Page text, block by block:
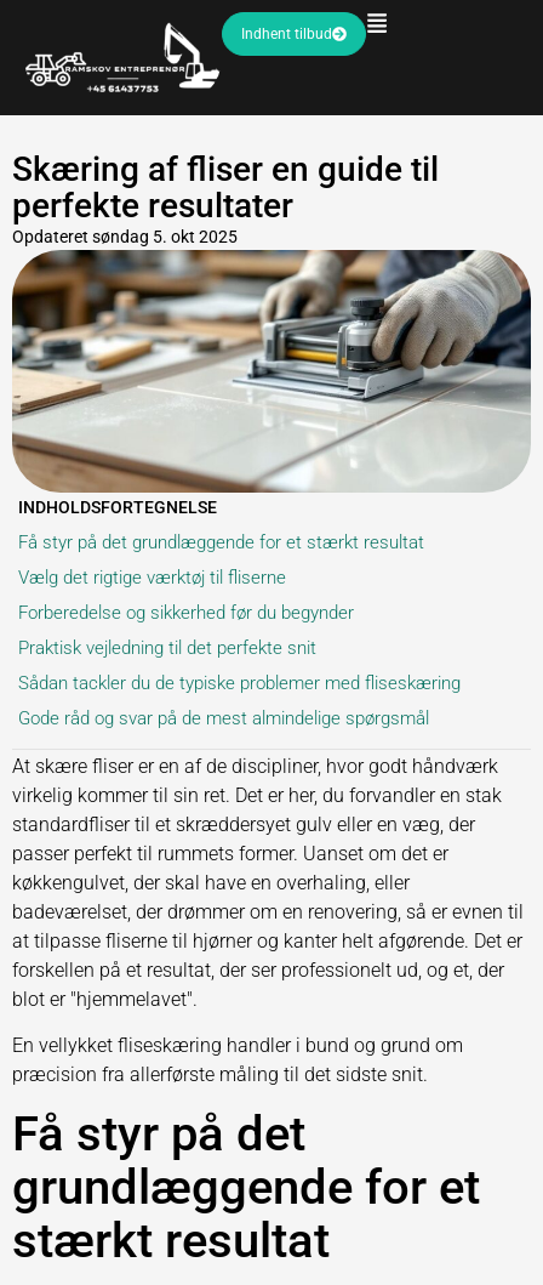
Indhent tilbud
Skæring af fliser en guide til
perfekte resultater
Opdateret søndag 5. okt 2025
INDHOLDSFORTEGNELSE
Få styr på det grundlæggende for et stærkt resultat
Vælg det rigtige værktøj til fliserne
Forberedelse og sikkerhed før du begynder
Praktisk vejledning til det perfekte snit
Sådan tackler du de typiske problemer med fliseskæring
Gode råd og svar på de mest almindelige spørgsmål
At skære fliser er en af de discipliner, hvor godt håndværk
virkelig kommer til sin ret. Det er her, du forvandler en stak
standardfliser til et skræddersyet gulv eller en væg, der
passer perfekt til rummets former. Uanset om det er
køkkengulvet, der skal have en overhaling, eller
badeværelset, der drømmer om en renovering, så er evnen til
at tilpasse fliserne til hjørner og kanter helt afgørende. Det er
forskellen på et resultat, der ser professionelt ud, og et, der
blot er "hjemmelavet".
En vellykket fliseskæring handler i bund og grund om
præcision fra allerførste måling til det sidste snit.
Få styr på det
grundlæggende for et
stærkt resultat